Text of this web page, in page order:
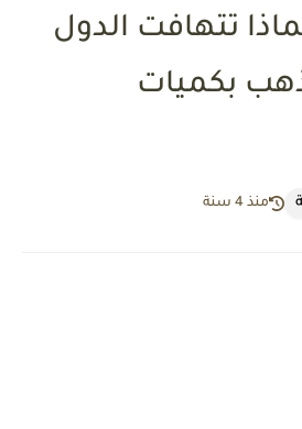
تتهافت الدول
بكميات
منذ 4 سنة